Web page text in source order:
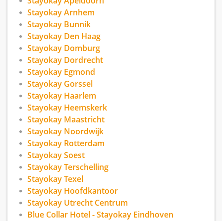
Stayokay Arnhem
Stayokay Bunnik
Stayokay Den Haag
Stayokay Domburg
Stayokay Dordrecht
Stayokay Egmond
Stayokay Gorssel
Stayokay Haarlem
Stayokay Heemskerk
Stayokay Maastricht
Stayokay Noordwijk
Stayokay Rotterdam
Stayokay Soest
Stayokay Terschelling
Stayokay Texel
Stayokay Hoofdkantoor
Stayokay Utrecht Centrum
Blue Collar Hotel - Stayokay Eindhoven